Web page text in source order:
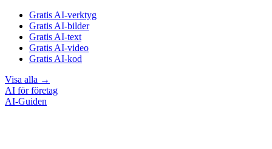
Gratis AI-verktyg
Gratis AI-bilder
Gratis AI-text
Gratis AI-video
Gratis AI-kod
Visa alla →
AI för företag
AI-Guiden